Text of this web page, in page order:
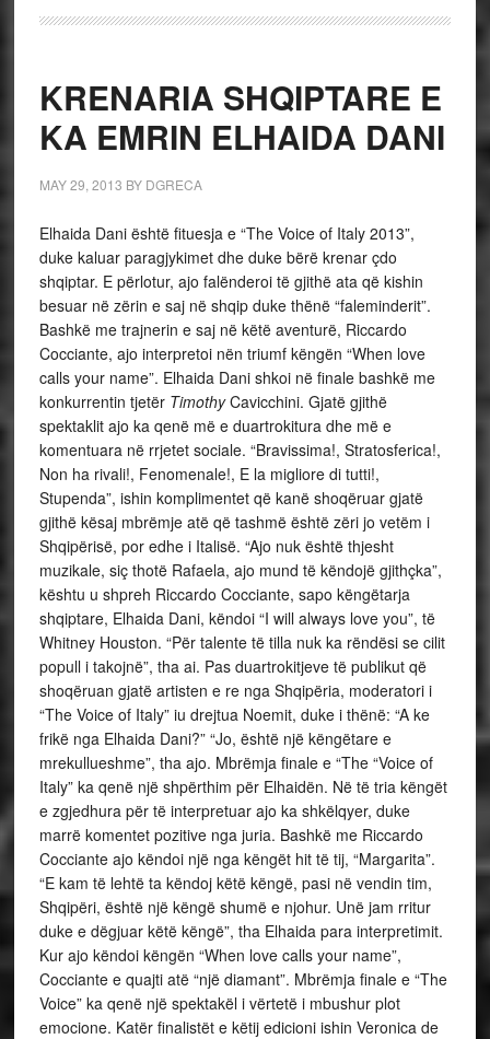
KRENARIA SHQIPTARE E
KA EMRIN ELHAIDA DANI
MAY 29, 2013 BY DGRECA
Elhaida Dani është fituesja e “The Voice of Italy 2013”,
duke kaluar paragjykimet dhe duke bërë krenar çdo
shqiptar. E përlotur, ajo falënderoi të gjithë ata që kishin
besuar në zërin e saj në shqip duke thënë “faleminderit”.
Bashkë me trajnerin e saj në këtë aventurë, Riccardo
Cocciante, ajo interpretoi nën triumf këngën “When love
calls your name”. Elhaida Dani shkoi në finale bashkë me
konkurrentin tjetër TimothyCavicchini. Gjatë gjithë
spektaklit ajo ka qenë më e duartrokitura dhe më e
komentuara në rrjetet sociale. “Bravissima!, Stratosferica!,
Non ha rivali!, Fenomenale!, E la migliore di tutti!,
Stupenda”, ishin komplimentet që kanë shoqëruar gjatë
gjithë kësaj mbrëmje atë që tashmë është zëri jo vetëm i
Shqipërisë, por edhe i Italisë. “Ajo nuk është thjesht
muzikale, siç thotë Rafaela, ajo mund të këndojë gjithçka”,
kështu u shpreh Riccardo Cocciante, sapo këngëtarja
shqiptare, Elhaida Dani, këndoi “I will always love you”, të
Whitney Houston. “Për talente të tilla nuk ka rëndësi se cilit
popull i takojnë”, tha ai. Pas duartrokitjeve të publikut që
shoqëruan gjatë artisten e re nga Shqipëria, moderatori i
“The Voice of Italy” iu drejtua Noemit, duke i thënë: “A ke
frikë nga Elhaida Dani?” “Jo, është një këngëtare e
mrekullueshme”, tha ajo. Mbrëmja finale e “The “Voice of
Italy” ka qenë një shpërthim për Elhaidën. Në të tria këngët
e zgjedhura për të interpretuar ajo ka shkëlqyer, duke
marrë komentet pozitive nga juria. Bashkë me Riccardo
Cocciante ajo këndoi një nga këngët hit të tij, “Margarita”.
“E kam të lehtë ta këndoj këtë këngë, pasi në vendin tim,
Shqipëri, është një këngë shumë e njohur. Unë jam rritur
duke e dëgjuar këtë këngë”, tha Elhaida para interpretimit.
Kur ajo këndoi këngën “When love calls your name”,
Cocciante e quajti atë “një diamant”. Mbrëmja finale e “The
Voice” ka qenë një spektakël i vërtetë i mbushur plot
emocione. Katër finalistët e këtij edicioni ishin Veronica de